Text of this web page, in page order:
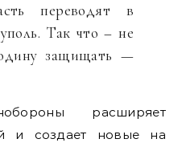
переводят в
Так что – не
защищать —
расширяет
и создает новые на